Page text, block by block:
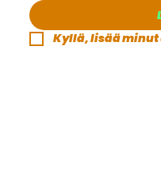
Kyllä, lisää